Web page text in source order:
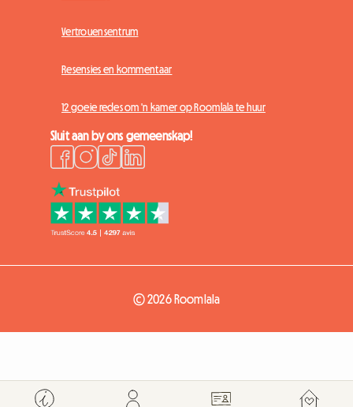
Vertrouensentrum
Resensies en kommentaar
12 goeie redes om 'n kamer op Roomlala te huur
Sluit aan by ons gemeenskap!
© 2026 Roomlala